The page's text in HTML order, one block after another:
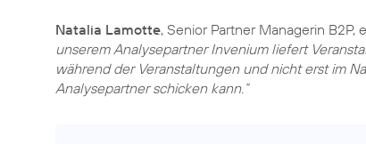
Natalia Lamotte, Senior Partner Managerin B2P,
unserem Analysepartner Invenium liefert
während der Veranstaltungen und nicht erst im
Analysepartner schicken kann.“